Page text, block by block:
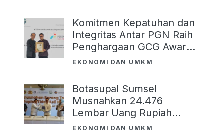
Komitmen Kepatuhan dan
Integritas Antar PGN Raih
Penghargaan GCG Awards
2026
EKONOMI DAN UMKM
Botasupal Sumsel
Musnahkan 24.476
Lembar Uang Rupiah
Tidak Asli
EKONOMI DAN UMKM